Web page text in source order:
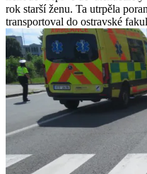
rok starší ženu. Ta utrpěla
transportoval do ostravské